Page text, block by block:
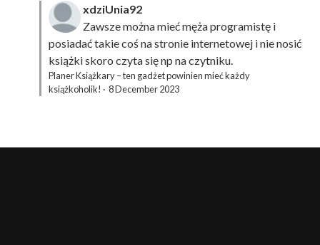
xdziUnia92
Zawsze można mieć męża programistę i
posiadać takie coś na stronie internetowej i nie nosić
książki skoro czyta się np na czytniku.
Planer Książkary – ten gadżet powinien mieć każdy
książkoholik! · 8 December 2023